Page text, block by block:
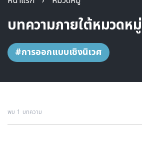
บทความภายใต้หมวดหมู่
#การออกแบบเชิงนิเวศ
พบ 1 บทความ